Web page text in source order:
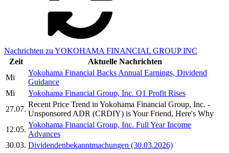
Nachrichten zu YOKOHAMA FINANCIAL GROUP INC
Zeit
Aktuelle Nachrichten
Mi
Yokohama Financial Backs Annual Earnings, Dividend
Guidance
Mi
Yokohama Financial Group, Inc. Q1 Profit Rises
27.07.
Recent Price Trend in Yokohama Financial Group, Inc. -
Unsponsored ADR (CRDIY) is Your Friend, Here's Why
12.05.
Yokohama Financial Group, Inc. Full Year Income
Advances
30.03. Dividendenbekanntmachungen (30.03.2026)